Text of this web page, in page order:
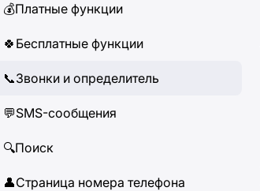
💰Платные функции
🍀 Бесплатные функции
📞Звонки и определитель
💬SMS-сообщения
🔍Поиск
👤Страница номера телефона